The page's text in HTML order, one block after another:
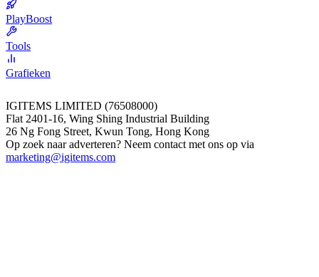
PlayBoost
Tools
Grafieken
IGITEMS LIMITED (76508000)
Flat 2401-16, Wing Shing Industrial Building
26 Ng Fong Street, Kwun Tong, Hong Kong
Op zoek naar adverteren? Neem contact met ons op via
marketing@igitems.com